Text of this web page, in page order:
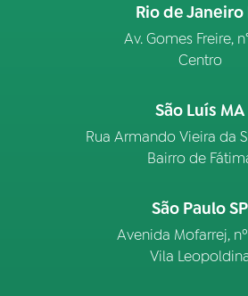
Rio de Janeiro
Av. Gomes Freire,
Centro
São Luís MA
Rua Armando Vieira da
Bairro de
São Paulo SP
Avenida Mofarrej,
Vila